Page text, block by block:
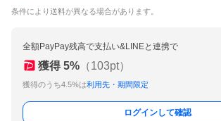
条件により送料が異なる場合があります。
全額PayPay残高で支払い&LINEと連携で
獲得 5% （103pt）
獲得のうち4.5%は利用先・期間限定
ログインして確認